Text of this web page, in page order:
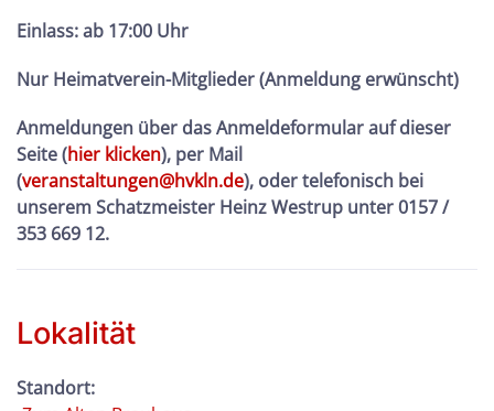
Einlass: ab 17:00 Uhr
Nur Heimatverein-Mitglieder (Anmeldung erwünscht)
Anmeldungen über das Anmeldeformular auf dieser
Seite (hier klicken), per Mail
(veranstaltungen@hvkln.de), oder telefonisch bei
unserem Schatzmeister Heinz Westrup unter 0157 /
353 669 12.
Lokalität
Standort: